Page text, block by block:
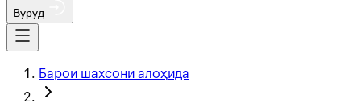
Вуруд
Барои шахсони алоҳида